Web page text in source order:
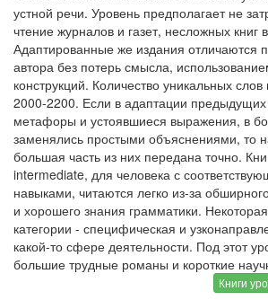
устной речи. Уровень предполагает не
чтение журналов и газет, несложных книг
Адаптированные же издания отличаются
автора без потерь смысла,
конструкций. Количество уникальных
2000-2200. Если в адаптации
метафоры и устоявшиеся выражения, в
заменялись простыми объяснениями, то
большая часть из них передана точно.
intermediate, для человека с
навыками, читаются легко из-за
и хорошего знания грамматики.
категории - специфическая и
какой-то сфере деятельности. Под этот
большие трудные романы и короткие
Книги